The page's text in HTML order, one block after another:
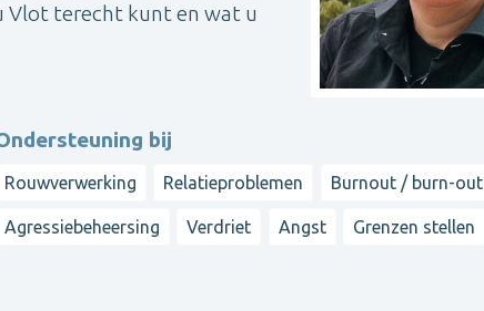
Vlot terecht kunt en wat u
bij
Rouwverwerking Relatieproblemen Burnout / burn-out
Agressiebeheersing Verdriet Angst Grenzen stellen